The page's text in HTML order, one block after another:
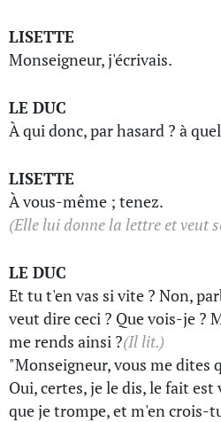
LISETTE
Monseigneur, j'écrivais.
LE DUC
À qui donc, par hasard ? à
LISETTE
À vous-même ; tenez.
(Elle lui donne la lettre et veut
LE DUC
Et tu t'en vas si vite ? Non,
veut dire ceci ? Que vois-je ?
me rends ainsi ?(Il lit.)
"Monseigneur, vous me dites
Oui, certes, je le dis, le fait
que je trompe, et m'en crois-